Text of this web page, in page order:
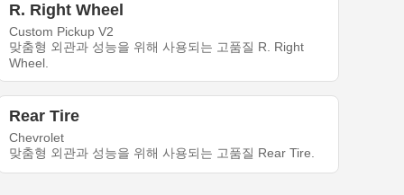
R. Right Wheel
Custom Pickup V2
맞춤형 외관과 성능을 위해 사용되는 고품질 R. Right
Wheel.
Rear Tire
Chevrolet
맞춤형 외관과 성능을 위해 사용되는 고품질 Rear Tire.